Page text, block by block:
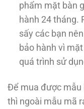
phẩm mặt bàn
hành 24 tháng.
sấy các bạn
bảo hành vì
quá trình sử
Để mua được mẫu
thì ngoài mẫu mã